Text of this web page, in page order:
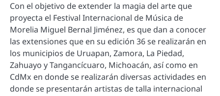
Con el objetivo de extender la magia del arte que
proyecta el Festival Internacional de Música de
Morelia Miguel Bernal Jiménez, es que dan a conocer
las extensiones que en su edición 36 se realizarán en
los municipios de Uruapan, Zamora, La Piedad,
Zahuayo y Tangancícuaro, Michoacán, así como en
CdMx en donde se realizarán diversas actividades en
donde se presentarán artistas de talla internacional